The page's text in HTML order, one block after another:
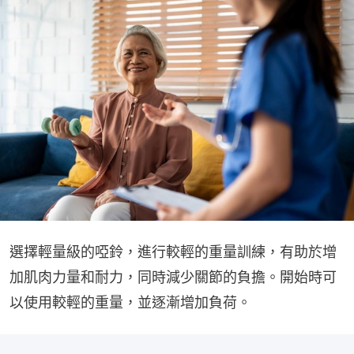
選擇輕量級的啞鈴，進行較輕的重量訓練，有助於增
加肌肉力量和耐力，同時減少關節的負擔。開始時可
以使用較輕的重量，並逐漸增加負荷。